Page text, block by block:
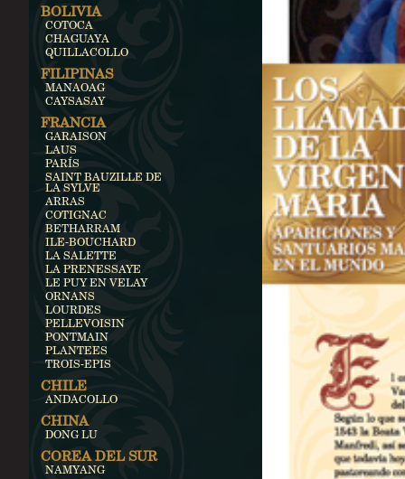
BOLIVIA
COTOCA
CHAGUAYA
QUILLACOLLO
FILIPINAS
MANAOAG
CAYSASAY
FRANCIA
GARAISON
LAUS
PARÍS
SAINT BAUZILLE DE
LA SYLVE
ARRAS
COTIGNAC
BETHARRAM
ILE-BOUCHARD
LA SALETTE
LA PRENESSAYE
LE PUY EN VELAY
ORNANS
LOURDES
PELLEVOISIN
PONTMAIN
PLANTEES
TROIS-EPIS
CHILE
ANDACOLLO
CHINA
DONG LU
COREA DEL SUR
NAMYANG